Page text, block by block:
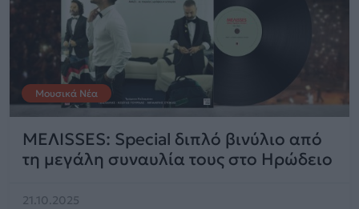
Μουσικά Νέα
MEΛΙSSES: Special διπλό βινύλιο από
τη μεγάλη συναυλία τους στο Ηρώδειο
21.10.2025